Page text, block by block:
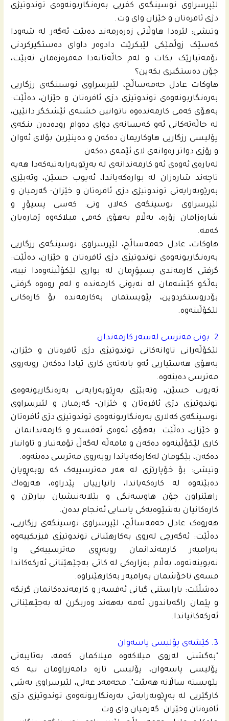
لێپرسراوی نوسینگه‌ى كفریی بەرەنگاربونەوەی توندوتیژی
دژی ئافرەتان و خێزان وای وت.
وتیشی: لێرەدا هاوڵاتی زەره‌رمەند دەبێت ئەگەر لە شەودا
کەسێک زوڵمێکی لێبکرێت دادوەر داوای دەستگیرکردنی
تۆمەتبارێک بکات و لەم حاڵەتانەدا مەفرەزەمان نەبێت،
چۆن دەستگیری بکەین؟
هاوکات عادل حه‌مەساڵح، لێپرسراوی نوسینگەی رزگاریی
بەرەنگاربونەوەی توندوتیژی دژی ئافرەتان و خێزان، دەڵێت:
بەهۆی کەمی کارمەندەوە ناتوانین خشتەی ئێشکگر دانێین،
لە حاڵەتەکانی ئەو کەیسانەی دوای دەوام رودەدەن بنکەی
پۆلیسی رزگاریی هاوكاریمان ده‌كه‌ن و دەینێرین بۆلای ئه‌وان
و رۆژی دواتر رەوانەی لای ئێمەی دەکەن.
له‌باره‌ى ئه‌وه‌ى ئه‌و كارمه‌ندانه‌ى له‌ به‌ڕێوبه‌رایه‌تیه‌كه‌دا هه‌یه‌
تاچه‌ند شاره‌زان له‌ بواره‌كه‌یاندا، ئەیوب حسێن، وتەبێژی
بەرێوبەرایەتی توندوتیژی دژی ئافرەتان و خێزان- گەرمیان و
لێپرسراوی نوسینگەی کەلار، وتى: کەسی پسپۆڕ و
شارەزامان زۆرە، بەڵام بەهۆی کەمی میلاکەوە ژمارەیان
کەمە.
هاوکات، عادل حه‌مەساڵح، لێپرسراوی نوسینگەی رزگاریی
بەرەنگاربونەوەی توندوتیژی دژی ئافرەتان و خێزان، دەڵێت:
گرفتی کارمەندی پسپۆڕمان لە بواری لێکۆڵینەوەدا نییە،
بەڵکو کێشەمان لە نەبونی کارمەندە و لەم روەوە گرفتی
بۆدروستکردوین، پێویستمان بەکارمەندە بۆ کارەکانی
لێکۆڵینەوە.
2. بونى مه‌ترسی له‌سه‌ر كارمه‌ندان
لێکۆڵەرانی تاوانەکانی توندوتیژی دژی ئافرەتان و خێزان،
بەهۆی هەستیاریی ئەو بابەتەی کاری تیادا دەکەن روبەروی
مەترسی دەبنەوە.
ئەیوب حسێن، وتەبێژی بەڕێوبەرایەتی بەرەنگاربونەوەی
توندوتیژی دژی ئافرەتان و خێزان- گەرمیان و لێپرسراوی
نوسینگەی كه‌لاری بەرەنگاربونەوەی توندوتیژی دژی ئافرەتان
و خێزان، دەڵێت: بەهۆی ئەوەی ئەفسەر و کارمەندانمان
کاری لێکۆڵینەوە دەکەن و مامەڵە لەگەڵ تۆمەتبار و تاوانبار
دەکەن، بێگومان لەکارەکەیاندا روبەروی مەترسی دەبنەوە.
وتیشی: بۆ خۆپارێزی لە هەر مەترسییەک کە روبەڕویان
دەبێتەوە لە کارەکەیاندا، زانیارییان پێدراوە، هەروەك
راهێنراون چۆن هاوسەنگی و بێلایەنیشیان بپارێزن و
کارەکانیان بەشێوەیەکی یاسایی ئەنجام بدەن.
هەروەک عادل حه‌مەساڵح، لێپرسراوی نوسینگەی رزگاریی،
دەڵێت: ئەگەرچی لەروی بەکارهێنانی توندوتیژی فیزیكییه‌وه‌
به‌رامبه‌ر كارمه‌ندانمان روبەڕوی مەترسییەکی وا
نەبوینەتەوە، بەڵام بەزارەکی لە کاتی بەجێهێنانی ئەرکەکاندا
قسەی ناخۆشمان بەرامبەر بەکارهێنراوە.
دەشڵێت: پاراستنی گیانی ئەفسەر و کارمەندەکانمان گرنگه‌
و پێمان راگەیاندون ئەمە بەهەند وەربگرن لە بەجێهێنانی
ئەرکەکانیاندا.
3. كێشه‌ى پۆلیسی پاسەوان
"بەگشتی لەروی میلاکەوە میلاکمان کەمە، بەتایبەتی
پۆلیسی پاسەوان، پۆلیسی تازە دامەزراومان نیە کە
پێویستە ساڵانە هەبێت". محه‌مه‌د عه‌لی، لێپرسراوی بەشی
کارگێریی لە بەڕێوبەرایەتی بەرەنگاربونەوەی توندوتیژی دژی
ئافرەتان وخێزان- گەرمیان وای وت.